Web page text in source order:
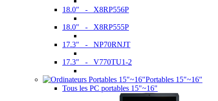
18.0" - X8RP556P
18.0" - X8RP555P
17.3" - NP70RNJT
17.3" - V770TU1-2
Portables 15"~16"
Tous les PC portables 15"~16"